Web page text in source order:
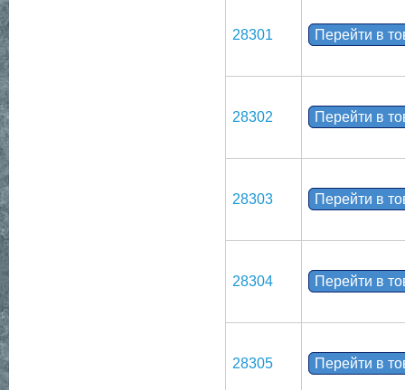
28301 Перейти в
28302 Перейти в
28303 Перейти в
28304 Перейти в
28305 Перейти в